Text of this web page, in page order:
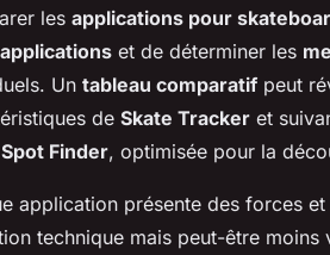
les applications pour
et de déterminer les
Un tableau comparatif peut
de Skate Tracker et
Finder, optimisée pour la
application présente des forces
technique mais peut-être